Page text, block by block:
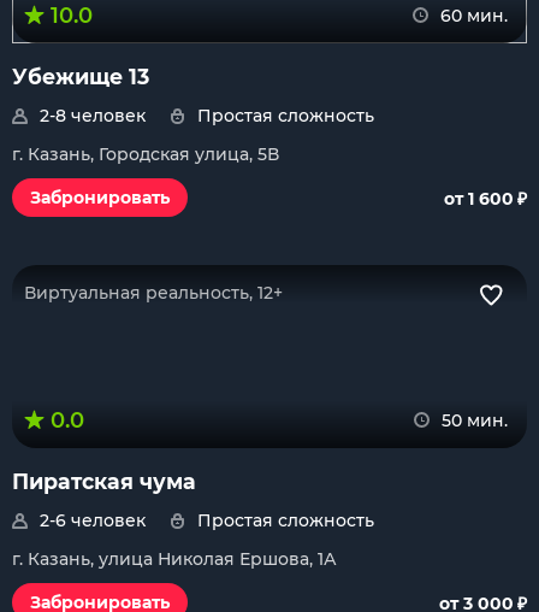
10.0 60 мин.
Убежище 13
2-8 человек
Простая сложность
г. Казань, Городская улица, 5В
Забронировать
от 1 600 ₽
Виртуальная реальность, 12+
0.0 50 мин.
Пиратская чума
2-6 человек
Простая сложность
г. Казань, улица Николая Ершова, 1А
Забронировать
от 3 000 ₽